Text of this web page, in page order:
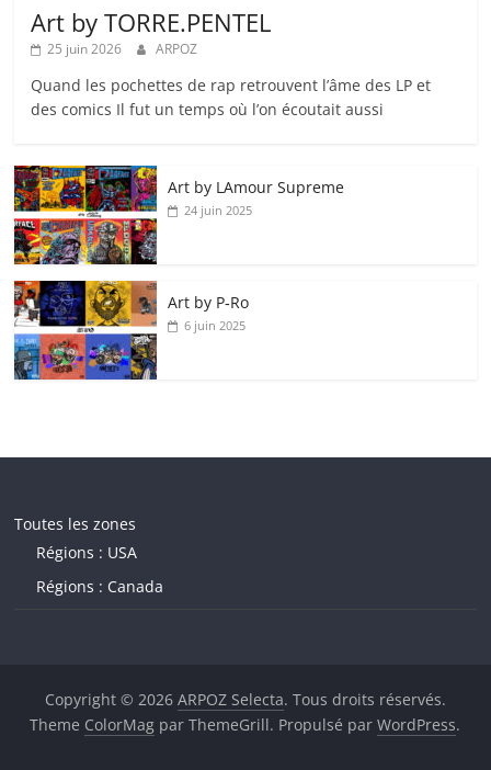
Art by TORRE.PENTEL
25 juin 2026 ARPOZ
Quand les pochettes de rap retrouvent l’âme des LP et
des comics Il fut un temps où l’on écoutait aussi
Art by LAmour Supreme
24 juin 2025
Art by P‑Ro
6 juin 2025
Toutes les zones
Régions : USA
Régions : Canada
Copyright © 2026 ARPOZ Selecta. Tous droits réservés.
Theme ColorMag par ThemeGrill. Propulsé parWordPress.